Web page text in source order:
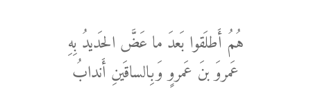
هُمُ أَطلَقوا بَعدَ ما عَضَّ الحَديدُ بِهِ
عَمروَ بنَ عَمروٍ وَبِالساقَينِ أَندابُ